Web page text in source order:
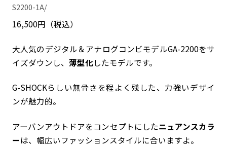
S2200-1A/
16,500円（税込）
大人気のデジタル＆アナログコンビモデルGA-2200をサ
イズダウンし、 薄型化したモデルです。
G-SHOCKらしい無骨さを程よく残した、力強いデザイ
ンが魅力的。
アーバンアウトドアをコンセプトにしたニュアンスカラ
ーは、幅広いファッションスタイルに合いますよ。